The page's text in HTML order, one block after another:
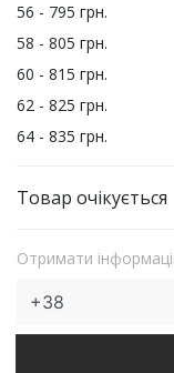
56 - 795 грн.
58 - 805 грн.
60 - 815 грн.
62 - 825 грн.
64 - 835 грн.
Товар очікується
Отримати